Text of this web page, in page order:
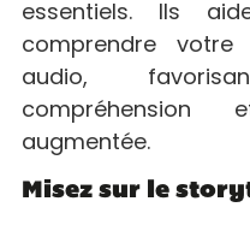
essentiels. Ils
comprendre
audio,
augmentée.
Misez sur le